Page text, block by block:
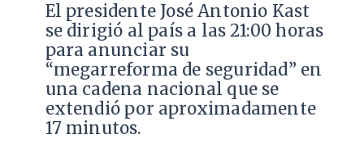
El presidente José Antonio Kast
se dirigió al país a las 21:00 horas
para anunciar su
“megarreforma de seguridad” en
una cadena nacional que se
extendió por aproximadamente
17 minutos.